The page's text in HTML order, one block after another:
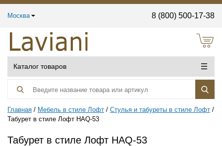
Москва 8 (800) 500-17-38
Каталог товаров
Главная Мебель в стиле Лофт
Стулья и табуреты в стиле Лофт
Табурет в стиле Лофт HAQ-53
Табурет в стиле Лофт HAQ-53